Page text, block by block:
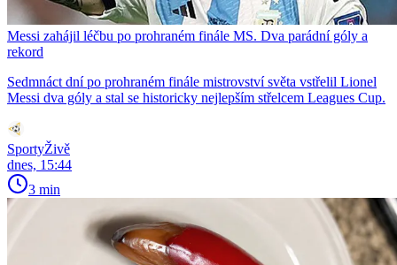
Messi zahájil léčbu po prohraném finále MS. Dva parádní góly a
rekord
Sedmnáct dní po prohraném finále mistrovství světa vstřelil Lionel
Messi dva góly a stal se historicky nejlepším střelcem Leagues Cup.
SportyŽivě
dnes, 15:44
3 min